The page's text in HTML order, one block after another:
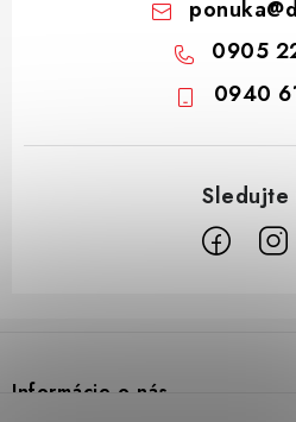
ponuka@
0905
0940
pInformácie o nás